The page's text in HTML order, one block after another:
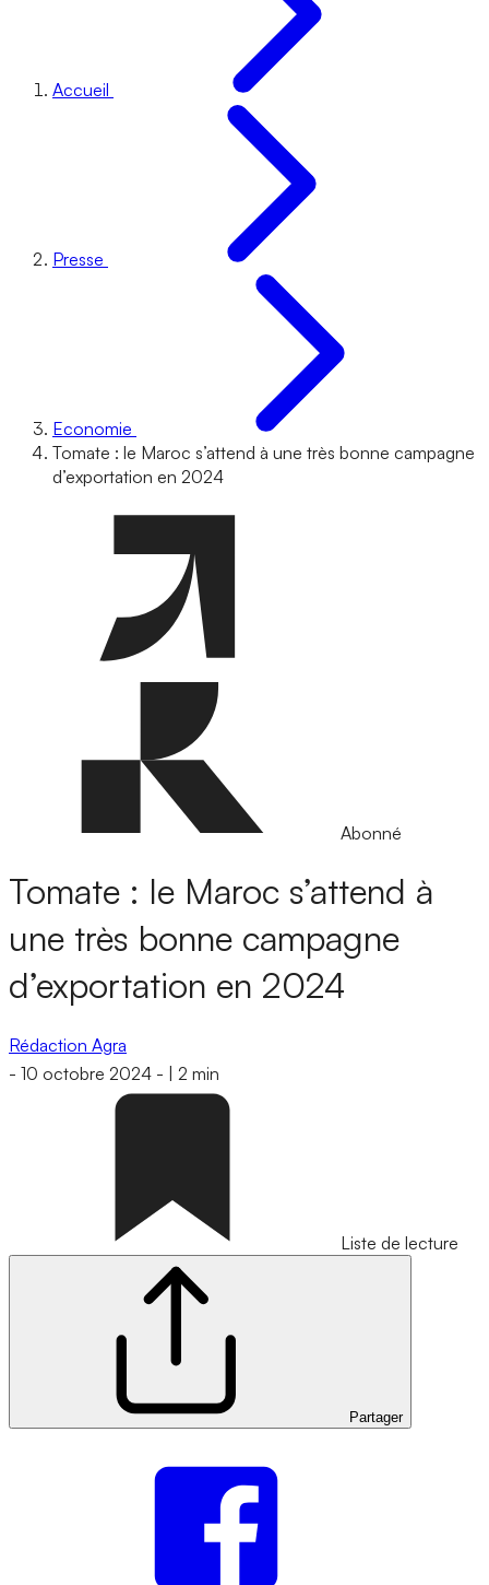
Accueil
Presse
Economie
Tomate : le Maroc s’attend à une très bonne campagne
d’exportation en 2024
Abonné
Tomate : le Maroc s’attend à
une très bonne campagne
d’exportation en 2024
Rédaction Agra
- 10 octobre 2024 - 2 min
Liste de lecture
Partager